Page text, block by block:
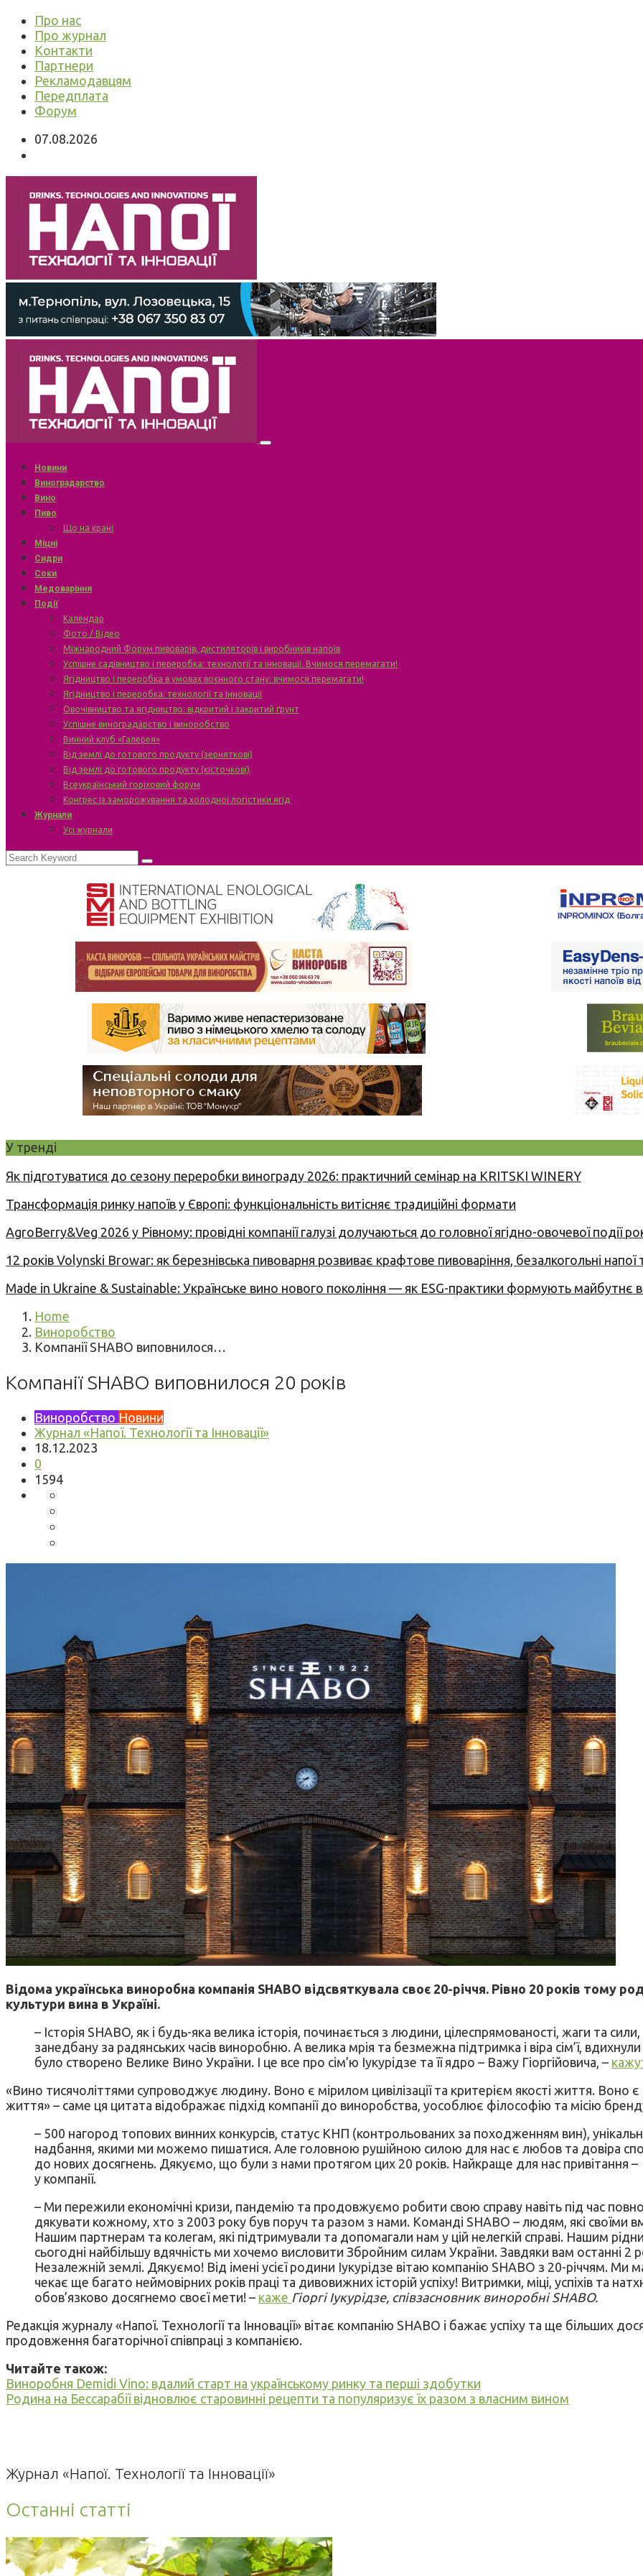
Про нас
Про журнал
Контакти
Партнери
Рекламодавцям
Передплата
Форум
07.08.2026
Новини
Виноградарство
Вино
Пиво
Що на крані
Міцні
Сидри
Соки
Медоваріння
Події
Календар
Фото / Відео
Міжнародний Форум пивоварів, дистиляторів і виробників напоїв
Успішне садівництво і переробка: технології та інновації. Вчимося перемагати!
Ягідництво і переробка в умовах воєнного стану: вчимося перемагати!
Ягідництво і переробка: технології та інновації
Овочівництво та ягідництво: відкритий і закритий ґрунт
Успішне виноградарство і виноробство
Винний клуб «Галерея»
Від землі до готового продукту (зерняткові)
Від землі до готового продукту (кісточкові)
Всеукраїнський горіховий форум
Конгрес із заморожування та холодної логістики ягід
Журнали
Усі журнали
У тренді
Як підготуватися до сезону переробки винограду 2026: практичний семінар на KRITSKI WINERY
Трансформація ринку напоїв у Європі: функціональність витісняє традиційні формати
AgroBerry&Veg 2026 у Рівному: провідні компанії галузі долучаються до головної ягідно-овочевої події
12 років Volynski Browar: як березнівська пивоварня розвиває крафтове пивоваріння, безалкогольні напої
Made in Ukraine & Sustainable: Українське вино нового покоління — як ESG-практики формують майбутнє
Home
Виноробство
Компанії SHABO виповнилося…
Компанії SHABO виповнилося 20 років
Виноробство Новини
Журнал «Напої. Технології та Інновації»
18.12.2023
0
1594
Відома українська виноробна компанія SHABO відсвяткувала своє 20-річчя. Рівно 20 років тому
культури вина в Україні.
– Історія SHABO, як і будь-яка велика історія, починається з людини, цілеспрямованості, жаги та
занедбану за радянських часів виноробню. А велика мрія та безмежна підтримка і віра сім’ї,
було створено Велике Вино України. І це все про сім’ю Іукурідзе та її ядро – Важу Гіоргійовича, –
«Вино тисячоліттями супроводжує людину. Воно є мірилом цивілізації та критерієм якості життя. Воно
життя» – саме ця цитата відображає підхід компанії до виноробства, уособлює філософію та місію
– 500 нагород топових винних конкурсів, статус КНП (контрольованих за походженням вин),
надбання, якими ми можемо пишатися. Але головною рушійною силою для нас є любов та довіра
до нових досягнень. Дякуємо, що були з нами протягом цих 20 років. Найкраще для нас привітання
у компанії.
– Ми пережили економічні кризи, пандемію та продовжуємо робити свою справу навіть під час
дякувати кожному, хто з 2003 року був поруч та разом з нами. Команді SHABO – людям, які своїми
Нашим партнерам та колегам, які підтримували та допомагали нам у цій нелегкій справі. Нашим
сьогодні найбільшу вдячність ми хочемо висловити Збройним силам України. Завдяки вам останні
Незалежній землі. Дякуємо! Від імені усієї родини Іукурідзе вітаю компанію SHABO з 20-річчям.
чекає ще багато неймовірних років праці та дивовижних історій успіху! Витримки, міці, успіхів та
обов’язково досягнемо своєї мети! – каже Гіоргі Іукурідзе, співзасновник виноробні SHABO.
Редакція журналу «Напої. Технології та Інновації» вітає компанію SHABO і бажає успіху та ще більших
продовження багаторічної співпраці з компанією.
Читайте також:
Виноробня Demidi Vino: вдалий старт на українському ринку та перші здобутки
Родина на Бессарабії відновлює старовинні рецепти та популяризує їх разом з власним вином
Журнал «Напої. Технології та Інновації»
Останні статті